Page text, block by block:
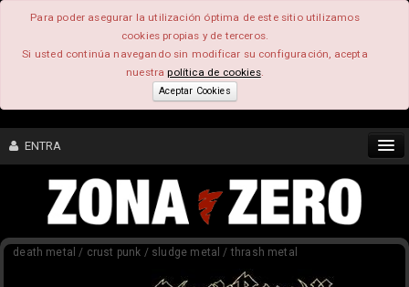
Para poder asegurar la utilización óptima de este sitio utilizamos
cookies propias y de terceros.
Si usted continúa navegando sin modificar su configuración, acepta
nuestrapolítica de cookies.
Aceptar Cookies
ENTRA
CONTENIDO
death metal / crust punk / sludge metal / thrash metal